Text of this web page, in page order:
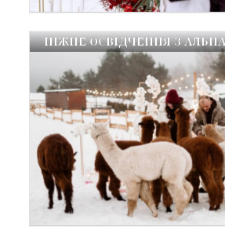
НІЖНЕ ОСВІДЧЕННЯ З